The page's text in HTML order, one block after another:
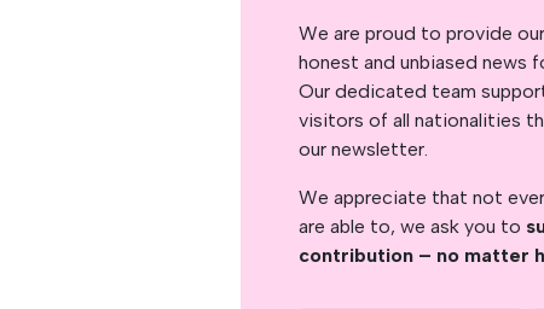
We are proud to provide
honest and unbiased news
Our dedicated team
visitors of all nationalities
our newsletter.
We appreciate that not
are able to, we ask you to
contribution – no matter